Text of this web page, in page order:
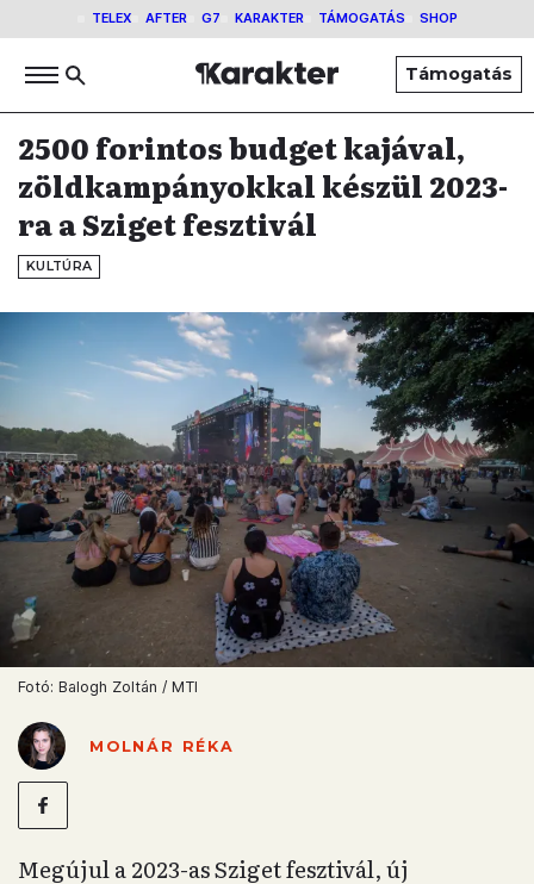
TELEX AFTER G7 KARAKTER TÁMOGATÁS SHOP
Támogatás
2500 forintos budget kajával,
zöldkampányokkal készül 2023-
ra a Sziget fesztivál
KULTÚRA
Fotó: Balogh Zoltán / MTI
MOLNÁR RÉKA
Megújul a 2023-as Sziget fesztivál, új